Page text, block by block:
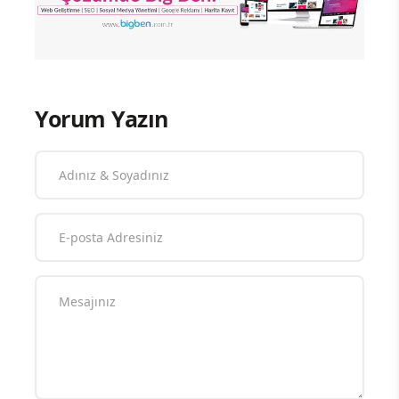
Yorum Yazın